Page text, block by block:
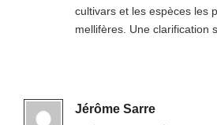
cultivars et les espèces les
mellifères. Une clarification
Jérôme Sarre